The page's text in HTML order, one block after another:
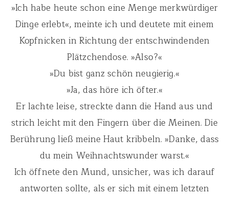
»Ich habe heute schon eine Menge merkwürdiger
Dinge erlebt«, meinte ich und deutete mit einem
Kopfnicken in Richtung der entschwindenden
Plätzchendose. »Also?«
»Du bist ganz schön neugierig.«
»Ja, das höre ich öfter.«
Er lachte leise, streckte dann die Hand aus und
strich leicht mit den Fingern über die Meinen. Die
Berührung ließ meine Haut kribbeln. »Danke, dass
du mein Weihnachtswunder warst.«
Ich öffnete den Mund, unsicher, was ich darauf
antworten sollte, als er sich mit einem letzten